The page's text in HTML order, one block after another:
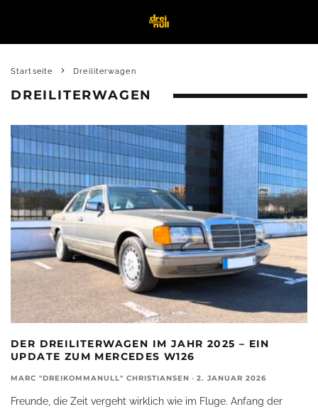
Startseite Dreiliterwagen
DREILITERWAGEN
DER DREILITERWAGEN IM JAHR 2025 – EIN
UPDATE ZUM MERCEDES W126
MARC "DREIKOMMANULL" CHRISTIANSEN · 2. JANUAR 2026
Freunde, die Zeit vergeht wirklich wie im Fluge. Anfang der